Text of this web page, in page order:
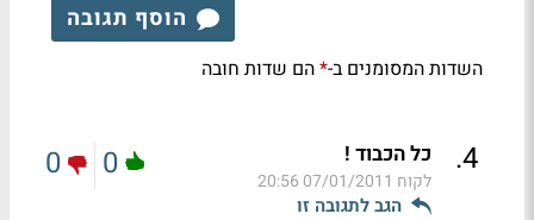
הוסף תגובה
השדות המסומנים ב-*הם שדות חובה
4
. כל הכבוד !
לקוח 07/01/2011 20:56
הגב לתגובה זו
0
0